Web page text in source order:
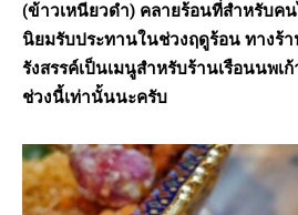
(ข้าวเหนียวดำ) คลายร้อนที่สำหรับค
นิยมรับประทานในช่วงฤดูร้อน ทางร้
รังสรรค์เป็นเมนูสำหรับร้านเรือนนพเ
ช่วงนี้เท่านั้นนะครับ